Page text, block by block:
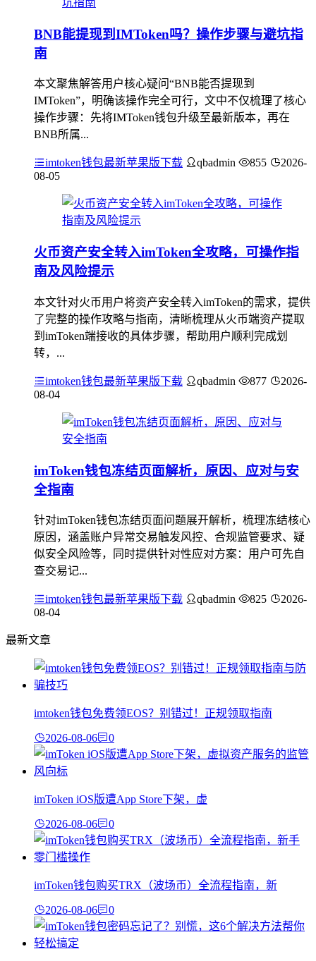
BNB能提现到IMToken吗？操作步骤与避坑指
南
本文聚焦解答用户核心疑问“BNB能否提现到
IMToken”，明确该操作完全可行，文中不仅梳理了核心
操作步骤：先将IMToken钱包升级至最新版本，再在
BNB所属...
imtoken钱包最新苹果版下载 qbadmin 855
2026-
08-05
火币资产安全转入imToken全攻略，可操作指
南及风险提示
本文针对火币用户将资产安全转入imToken的需求，提供
了完整的操作攻略与指南，清晰梳理从火币端资产提取
到imToken端接收的具体步骤，帮助用户顺利完成划
转，...
imtoken钱包最新苹果版下载 qbadmin 877
2026-
08-04
imToken钱包冻结页面解析，原因、应对与安
全指南
针对imToken钱包冻结页面问题展开解析，梳理冻结核心
原因，涵盖账户异常交易触发风控、合规监管要求、疑
似安全风险等，同时提供针对性应对方案：用户可先自
查交易记...
imtoken钱包最新苹果版下载 qbadmin 825
2026-
08-04
最新文章
imtoken钱包免费领EOS？别错过！正规领取指南
2026-08-06 0
imToken iOS版遭App Store下架，虚
2026-08-06 0
imToken钱包购买TRX（波场币）全流程指南，新
2026-08-06 0